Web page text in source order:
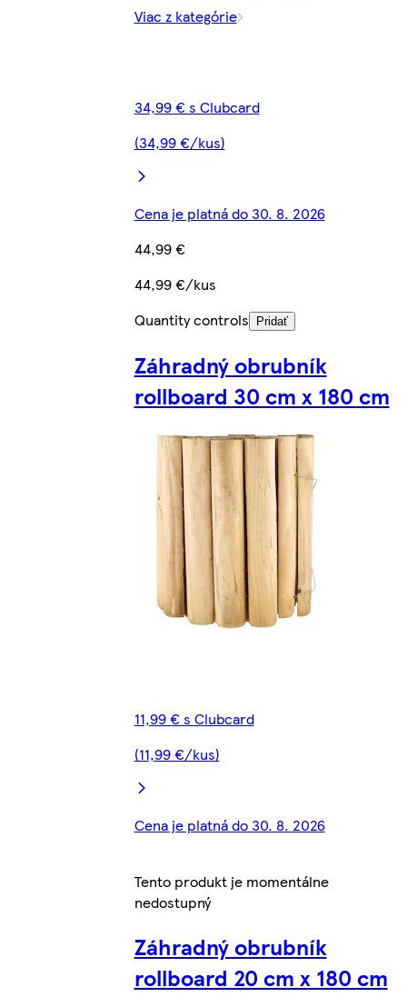
Viac z kategórie
34,99 € s Clubcard
(34,99 €/kus)
Cena je platná do 30. 8. 2026
44,99 €
44,99 €/kus
Quantity controls
Pridať
Záhradný obrubník
rollboard 30 cm x 180 cm
11,99 € s Clubcard
(11,99 €/kus)
Cena je platná do 30. 8. 2026
Tento produkt je momentálne
nedostupný
Záhradný obrubník
rollboard 20 cm x 180 cm